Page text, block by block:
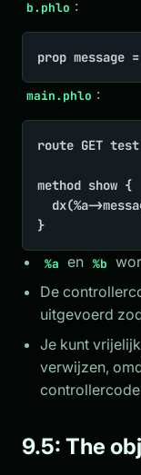
b.phlo :
prop message
main.phlo :
route GET
method show {
dx(%a-
}
%a en %b
De
uitgevoerd
Je kunt
verwijzen,
9.5: The